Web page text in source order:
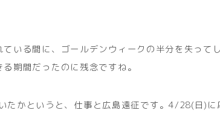
いる間に、ゴールデンウィークの半分を失って
期間だったのに残念ですね。
たかというと、仕事と広島遠征です。4/28(日)に